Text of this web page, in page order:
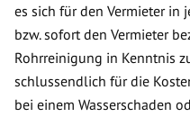
es sich für den Vermieter in
bzw. sofort den Vermieter
Rohrreinigung in Kenntnis
schlussendlich für die
bei einem Wasserschaden